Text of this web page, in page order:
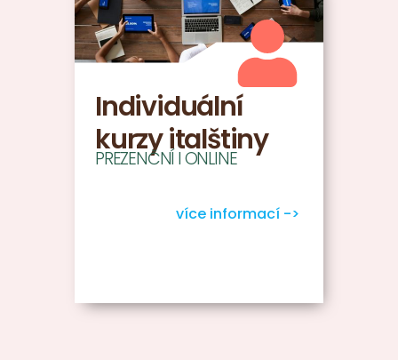
Individuální
kurzy italštiny
PREZENČNÍ I ONLINE
více informací ->